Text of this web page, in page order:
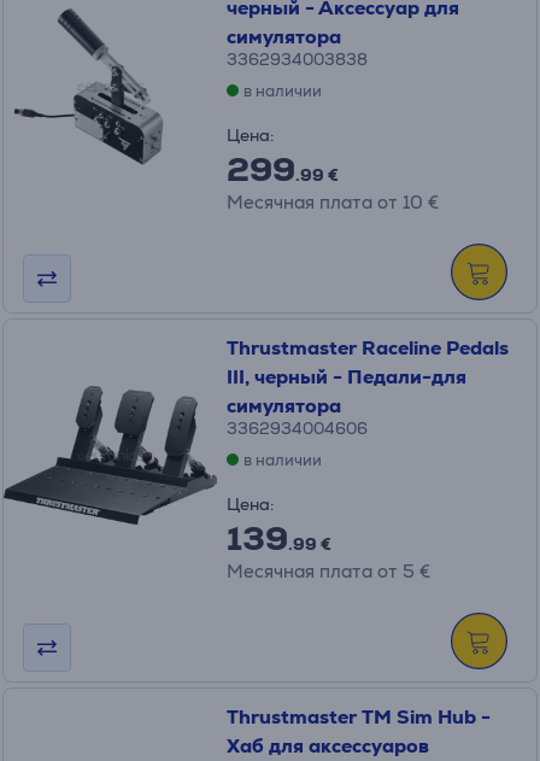
черный - Аксессуар для
симулятора
3362934003838
в наличии
Цена:
299.99 €
Месячная плата от 10 €
Thrustmaster Raceline Pedals
III, черный - Педали-для
симулятора
3362934004606
в наличии
Цена:
139.99 €
Месячная плата от 5 €
Thrustmaster TM Sim Hub -
Хаб для аксессуаров